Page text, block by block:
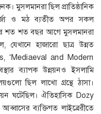
মুসলমানরা ছিল প্রাতিষ্ঠানিক
ও মঠ ব্যতীত অপর সকল
শত শত বছর আগে মুসলমানরা
যেখানে হাজারো ছাত্র উন্নত
‘Mediaeval and Modern
ব্যাপক উন্নয়নও ইসলামি
ছিল লাখো গ্রন্থে ঠাসা।
ঘটেছিল। ঐতিহাসিক Dozy
ব্যক্তিগত লাইব্রেরীতে